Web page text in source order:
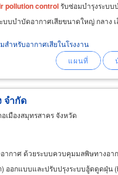
pollutioncontrol รับซ่อมบำรุงระบบ
บบบำบัดอากาศเสียขนาดใหญ่ กลาง เ
ำหรับอากาศเสียในโรงงาน
จำกัด
เมืองสมุทรสาคร จังหวัด
ากาศ ด้วยระบบควบคุมมลพิษทางอา
ออกแบบและปรับปรุงระบบฮู้ดดูดฝุ่น